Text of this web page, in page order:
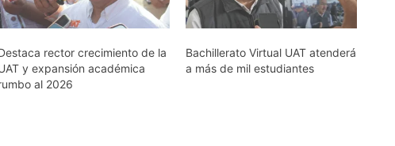
rector crecimiento de la
y expansión académica
al 2026
Bachillerato Virtual UAT atenderá
a más de mil estudiantes